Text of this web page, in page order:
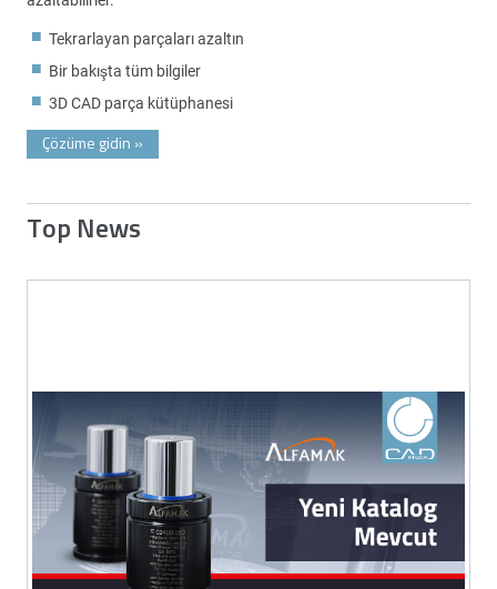
Tekrarlayan parçaları azaltın
Bir bakışta tüm bilgiler
3D CAD parça kütüphanesi
Çözüme gidin »
Top News